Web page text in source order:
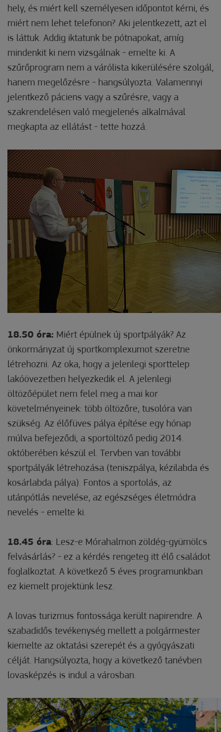
hely, és miért kell személyesen időpontot kérni, és
miért nem lehet telefonon? Aki jelentkezett, azt el
is láttuk. Addig iktatunk be pótnapokat, amíg
mindenkit ki nem vizsgálnak - emelte ki. A
szűrőprogram nem a várólista kikerülésére szolgál,
hanem megelőzésre - hangsúlyozta. Valamennyi
jelentkező páciens vagy a szűrésre, vagy a
szakrendelésen való megjelenés alkalmával
megkapta az ellátást - tette hozzá.
18.50 óra: Miért épülnek új sportpályák? Az
önkormányzat új sportkomplexumot szeretne
létrehozni. Az oka, hogy a jelenlegi sporttelep
lakóövezetben helyezkedik el. A jelenlegi
öltözőépület nem felel meg a mai kor
követelményeinek: több öltözőre, tusolóra van
szükség. Az élőfüves pálya építése egy hónap
múlva befejeződi, a sportöltöző pedig 2014.
októberében készül el. Tervben van további
sportpályák létrehozása (teniszpálya, kézilabda és
kosárlabda pálya). Fontos a sportolás, az
utánpótlás nevelése, az egészséges életmódra
nevelés - emelte ki.
18.45 óra: Lesz-e Mórahalmon zöldég-gyümölcs
felvásárlás? - ez a kérdés rengeteg itt élő családot
foglalkoztat. A következő 5 éves programunkban
ez kiemelt projektünk lesz.
A lovas turizmus fontossága került napirendre. A
szabadidős tevékenység mellett a polgármester
kiemelte az oktatási szerepét és a gyógyászati
célját. Hangsúlyozta, hogy a következő tanévben
lovasképzés is indul a városban.